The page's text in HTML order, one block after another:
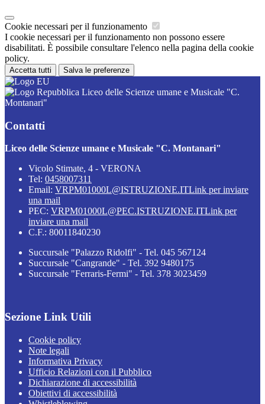
Cookie necessari per il funzionamento
I cookie necessari per il funzionamento non possono essere
disabilitati. È possibile consultare l'elenco nella pagina della cookie
policy.
Accetta tutti Salva le preferenze
Liceo delle Scienze umane e Musicale "C.
Montanari"
Contatti
Liceo delle Scienze umane e Musicale "C. Montanari"
Vicolo Stimate, 4 - VERONA
Tel: 0458007311
Email: VRPM01000L@ISTRUZIONE.ITLink per inviare
una mail
PEC: VRPM01000L@PEC.ISTRUZIONE.ITLink per
inviare una mail
C.F.: 80011840230
Succursale "Palazzo Ridolfi" - Tel. 045 567124
Succursale "Cangrande" - Tel. 392 9480175
Succursale "Ferraris-Fermi" - Tel. 378 3023459
Sezione Link Utili
Cookie policy
Note legali
Informativa Privacy
Ufficio Relazioni con il Pubblico
Dichiarazione di accessibilità
Obiettivi di accessibilità